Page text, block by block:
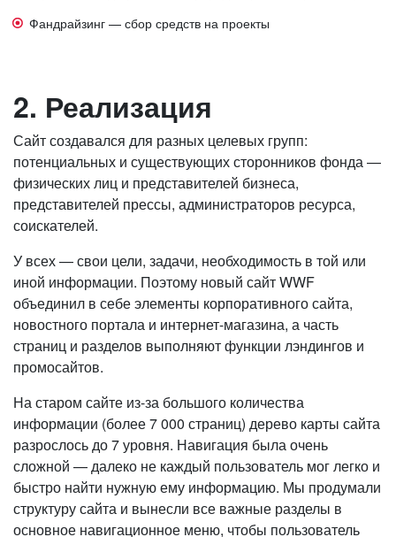
Фандрайзинг — сбор средств на проекты
2. Реализация
Сайт создавался для разных целевых групп:
потенциальных и существующих сторонников фонда —
физических лиц и представителей бизнеса,
представителей прессы, администраторов ресурса,
соискателей.
У всех — свои цели, задачи, необходимость в той или
иной информации. Поэтому новый сайт WWF
объединил в себе элементы корпоративного сайта,
новостного портала и интернет-магазина, а часть
страниц и разделов выполняют функции лэндингов и
промосайтов.
На старом сайте из-за большого количества
информации (более 7 000 страниц) дерево карты сайта
разрослось до 7 уровня. Навигация была очень
сложной — далеко не каждый пользователь мог легко и
быстро найти нужную ему информацию. Мы продумали
структуру сайта и вынесли все важные разделы в
основное навигационное меню, чтобы пользователь